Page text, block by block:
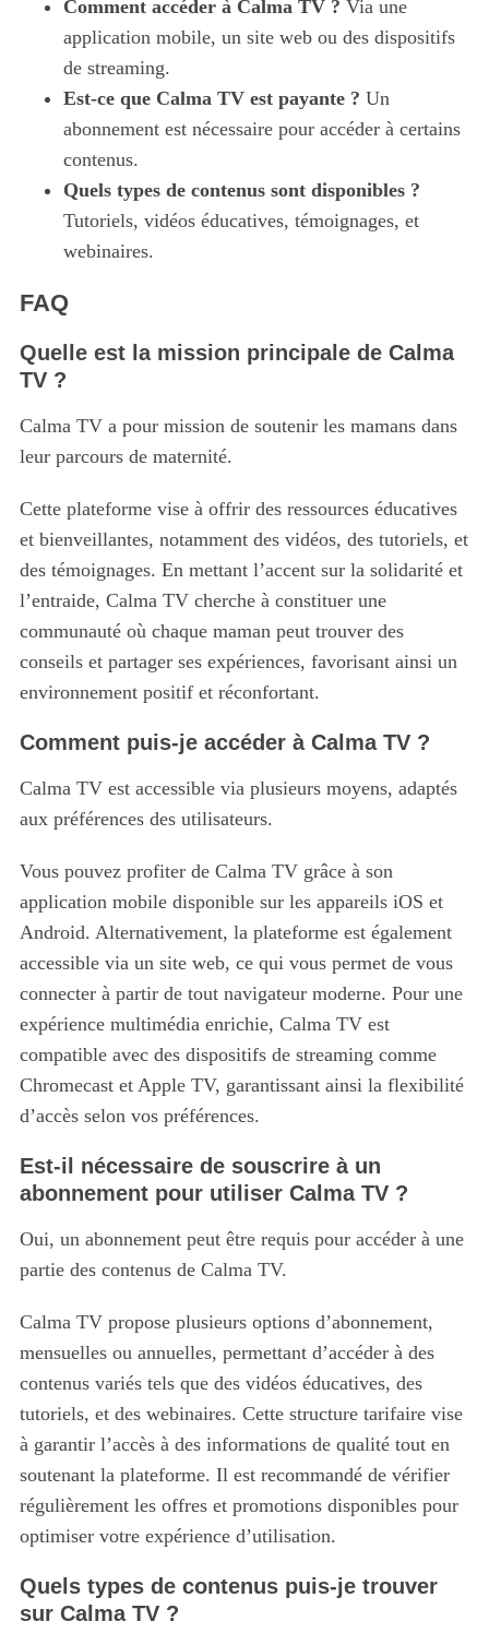
Comment accéder à Calma TV ? Via une
application mobile, un site web ou des dispositifs
de streaming.
Est-ce que Calma TV est payante ? Un
abonnement est nécessaire pour accéder à certains
contenus.
Quels types de contenus sont disponibles ?
Tutoriels, vidéos éducatives, témoignages, et
webinaires.
FAQ
Quelle est la mission principale de Calma
TV ?
Calma TV a pour mission de soutenir les mamans dans
leur parcours de maternité.
Cette plateforme vise à offrir des ressources éducatives
et bienveillantes, notamment des vidéos, des tutoriels, et
des témoignages. En mettant l’accent sur la solidarité et
l’entraide, Calma TV cherche à constituer une
communauté où chaque maman peut trouver des
conseils et partager ses expériences, favorisant ainsi un
environnement positif et réconfortant.
Comment puis-je accéder à Calma TV ?
Calma TV est accessible via plusieurs moyens, adaptés
aux préférences des utilisateurs.
Vous pouvez profiter de Calma TV grâce à son
application mobile disponible sur les appareils iOS et
Android. Alternativement, la plateforme est également
accessible via un site web, ce qui vous permet de vous
connecter à partir de tout navigateur moderne. Pour une
expérience multimédia enrichie, Calma TV est
compatible avec des dispositifs de streaming comme
Chromecast et Apple TV, garantissant ainsi la flexibilité
d’accès selon vos préférences.
Est-il nécessaire de souscrire à un
abonnement pour utiliser Calma TV ?
Oui, un abonnement peut être requis pour accéder à une
partie des contenus de Calma TV.
Calma TV propose plusieurs options d’abonnement,
mensuelles ou annuelles, permettant d’accéder à des
contenus variés tels que des vidéos éducatives, des
tutoriels, et des webinaires. Cette structure tarifaire vise
à garantir l’accès à des informations de qualité tout en
soutenant la plateforme. Il est recommandé de vérifier
régulièrement les offres et promotions disponibles pour
optimiser votre expérience d’utilisation.
Quels types de contenus puis-je trouver
sur Calma TV ?
S
e
a
h
o
r